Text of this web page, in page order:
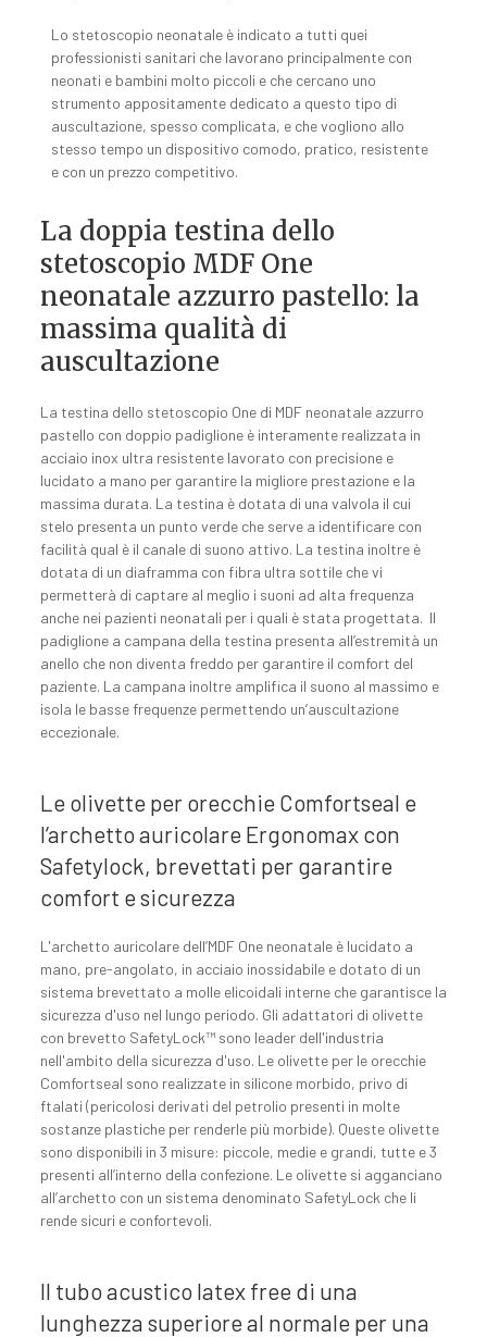
Lo stetoscopio neonatale è indicato a tutti quei
professionisti sanitari che lavorano principalmente con
neonati e bambini molto piccoli e che cercano uno
strumento appositamente dedicato a questo tipo di
auscultazione, spesso complicata, e che vogliono allo
stesso tempo un dispositivo comodo, pratico, resistente
e con un prezzo competitivo.
La doppia testina dello
stetoscopio MDF One
neonatale azzurro pastello: la
massima qualità di
auscultazione
La testina dello stetoscopio One di MDF neonatale azzurro
pastello con doppio padiglione è interamente realizzata in
acciaio inox ultra resistente lavorato con precisione e
lucidato a mano per garantire la migliore prestazione e la
massima durata. La testina è dotata di una valvola il cui
stelo presenta un punto verde che serve a identificare con
facilità qual è il canale di suono attivo. La testina inoltre è
dotata di un diaframma con fibra ultra sottile che vi
permetterà di captare al meglio i suoni ad alta frequenza
anche nei pazienti neonatali per i quali è stata progettata. Il
padiglione a campana della testina presenta all’estremità un
anello che non diventa freddo per garantire il comfort del
paziente. La campana inoltre amplifica il suono al massimo e
isola le basse frequenze permettendo un’auscultazione
eccezionale.
Le olivette per orecchie Comfortseal e
l’archetto auricolare Ergonomax con
Safetylock, brevettati per garantire
comfort e sicurezza
L'archetto auricolare dell’MDF One neonatale è lucidato a
mano, pre-angolato, in acciaio inossidabile e dotato di un
sistema brevettato a molle elicoidali interne che garantisce la
sicurezza d'uso nel lungo periodo. Gli adattatori di olivette
con brevetto SafetyLock™ sono leader dell'industria
nell'ambito della sicurezza d'uso. Le olivette per le orecchie
Comfortseal sono realizzate in silicone morbido, privo di
ftalati (pericolosi derivati del petrolio presenti in molte
sostanze plastiche per renderle più morbide). Queste olivette
sono disponibili in 3 misure: piccole, medie e grandi, tutte e 3
presenti all’interno della confezione. Le olivette si agganciano
all’archetto con un sistema denominato SafetyLock che li
rende sicuri e confortevoli.
Il tubo acustico latex free di una
lunghezza superiore al normale per una